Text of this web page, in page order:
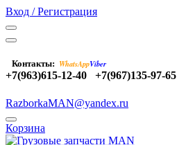
Вход / Регистрация
Контакты: WhatsAppViber
+7(963)615-12-40 +7(967)135-97-65
RazborkaMAN@yandex.ru
Корзина